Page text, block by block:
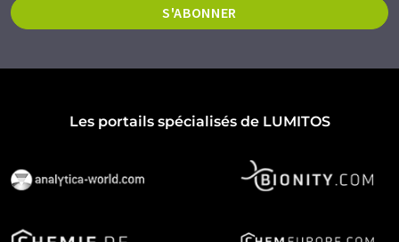
S'ABONNER
Les portails spécialisés de LUMITOS